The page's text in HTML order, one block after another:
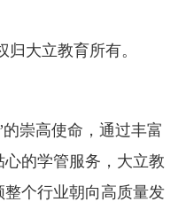
归 大立教育所有。
崇高使命，通过丰富
的学管服务， 大立教
个行业朝向高质量发